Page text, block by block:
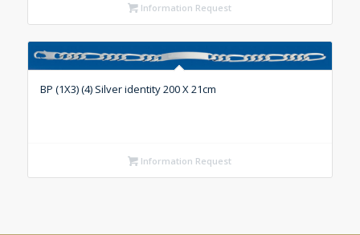
Information Request
BP (1X3) (4) Silver identity 200 X 21cm
Information Request